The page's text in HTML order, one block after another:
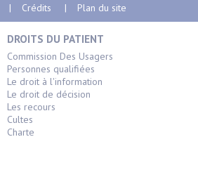
Crédits Plan du site
DROITS DU PATIENT
Commission Des Usagers
Personnes qualifiées
Le droit à l'information
Le droit de décision
Les recours
Cultes
Charte